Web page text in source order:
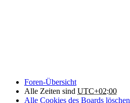
Foren-Übersicht
Alle Zeiten sind UTC+02:00
Alle Cookies des Boards löschen